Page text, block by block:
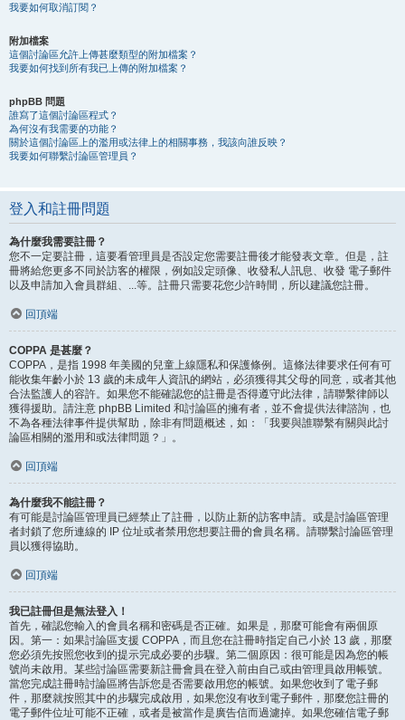
我要如何取消訂閱？
附加檔案
這個討論區允許上傳甚麼類型的附加檔案？
我要如何找到所有我已上傳的附加檔案？
phpBB 問題
誰寫了這個討論區程式？
為何沒有我需要的功能？
關於這個討論區上的濫用或法律上的相關事務，我該向誰反映？
我要如何聯繫討論區管理員？
登入和註冊問題
為什麼我需要註冊？
您不一定要註冊，這要看管理員是否設定您需要註冊後才能發表文章。但是，註
冊將給您更多不同於訪客的權限，例如設定頭像、收發私人訊息、收發 電子郵件
以及申請加入會員群組、...等。註冊只需要花您少許時間，所以建議您註冊。
回頂端
COPPA 是甚麼？
COPPA，是指 1998 年美國的兒童上線隱私和保護條例。這條法律要求任何有可
能收集年齡小於 13 歲的未成年人資訊的網站，必須獲得其父母的同意，或者其他
合法監護人的容許。如果您不能確認您的註冊是否得遵守此法律，請聯繫律師以
獲得援助。請注意 phpBB Limited 和討論區的擁有者，並不會提供法律諮詢，也
不為各種法律事件提供幫助，除非有問題概述，如：「我要與誰聯繫有關與此討
論區相關的濫用和或法律問題？」。
回頂端
為什麼我不能註冊？
有可能是討論區管理員已經禁止了註冊，以防止新的訪客申請。或是討論區管理
者封鎖了您所連線的 IP 位址或者禁用您想要註冊的會員名稱。請聯繫討論區管理
員以獲得協助。
回頂端
我已註冊但是無法登入！
首先，確認您輸入的會員名稱和密碼是否正確。如果是，那麼可能會有兩個原
因。第一：如果討論區支援 COPPA，而且您在註冊時指定自己小於 13 歲，那麼
您必須先按照您收到的提示完成必要的步驟。第二個原因：很可能是因為您的帳
號尚未啟用。某些討論區需要新註冊會員在登入前由自己或由管理員啟用帳號。
當您完成註冊時討論區將告訴您是否需要啟用您的帳號。如果您收到了電子郵
件，那麼就按照其中的步驟完成啟用，如果您沒有收到電子郵件，那麼您註冊的
電子郵件位址可能不正確，或者是被當作是廣告信而過濾掉。如果您確信電子郵